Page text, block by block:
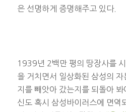
은 선명하게 증명해주고 있다.
1939년 2백만 평의 땅장사를
을 거치면서 일상화된 삼성의
지를 빼앗아 갔는지를 되돌아
신도 혹시 삼성바이러스에 면역